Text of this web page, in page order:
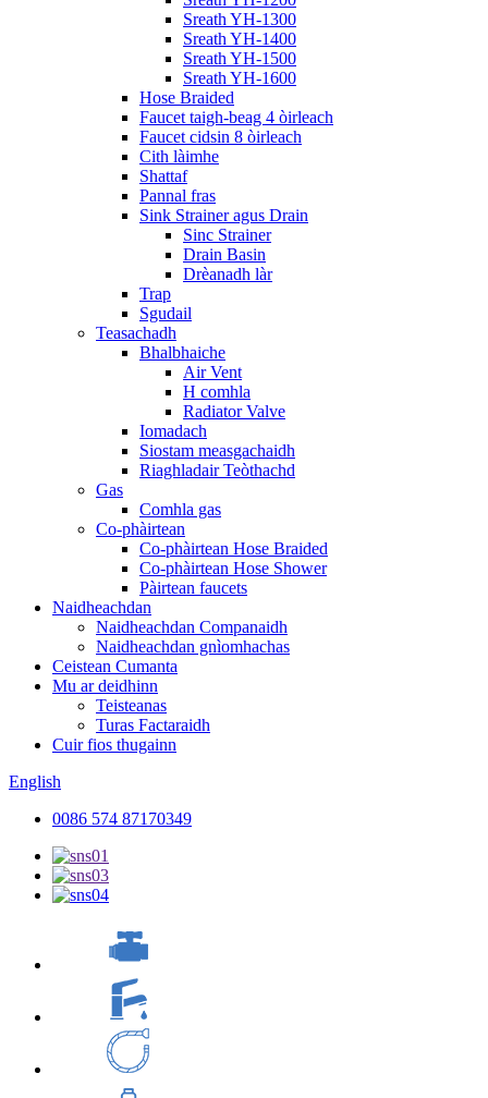
Sreath YH-1300
Sreath YH-1400
Sreath YH-1500
Sreath YH-1600
Hose Braided
Faucet taigh-beag 4 òirleach
Faucet cidsin 8 òirleach
Cith làimhe
Shattaf
Pannal fras
Sink Strainer agus Drain
Sinc Strainer
Drain Basin
Drèanadh làr
Trap
Sgudail
Teasachadh
Bhalbhaiche
Air Vent
H comhla
Radiator Valve
Iomadach
Siostam measgachaidh
Riaghladair Teòthachd
Gas
Comhla gas
Co-phàirtean
Co-phàirtean Hose Braided
Co-phàirtean Hose Shower
Pàirtean faucets
Naidheachdan
Naidheachdan Companaidh
Naidheachdan gnìomhachas
Ceistean Cumanta
Mu ar deidhinn
Teisteanas
Turas Factaraidh
Cuir fios thugainn
English
0086 574 87170349